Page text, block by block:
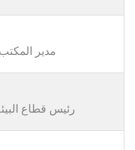
مدير
رئيس قطاع